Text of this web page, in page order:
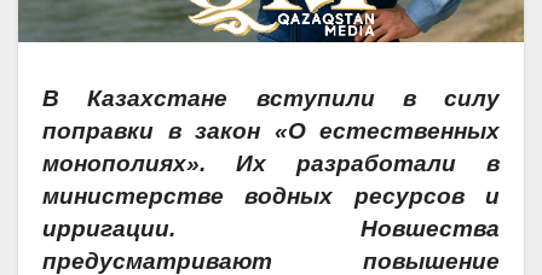
В Казахстане вступили в силу
поправки в закон «О естественных
монополиях». Их разработали в
министерстве водных ресурсов и
ирригации. Новшества
предусматривают повышение